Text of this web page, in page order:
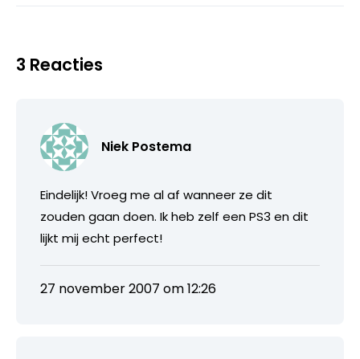
3 Reacties
Niek Postema
Eindelijk! Vroeg me al af wanneer ze dit
zouden gaan doen. Ik heb zelf een PS3 en dit
lijkt mij echt perfect!
27 november 2007 om 12:26